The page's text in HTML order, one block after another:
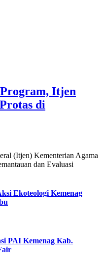
Itjen
di
(Itjen) Kementerian Agama
dan Evaluasi
Ekoteologi Kemenag
PAI Kemenag Kab.